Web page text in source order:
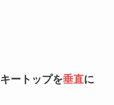
キートップを垂直に